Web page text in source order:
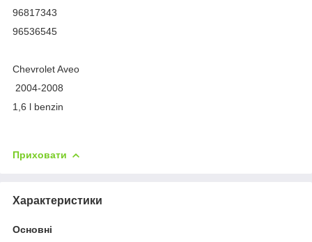
96817343
96536545
Chevrolet Aveo
2004-2008
1,6 l benzin
Приховати
Характеристики
Основні